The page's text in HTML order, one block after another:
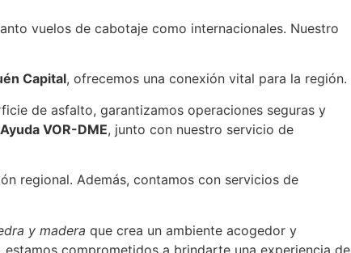
vuelos de cabotaje como internacionales. Nuestro
Capital, ofrecemos una conexión vital para la región.
de asfalto, garantizamos operaciones seguras y
VOR-DME, junto con nuestro servicio de
regional. Además, contamos con servicios de
y madera que crea un ambiente acogedor y
comprometidos a brindarte una experiencia de